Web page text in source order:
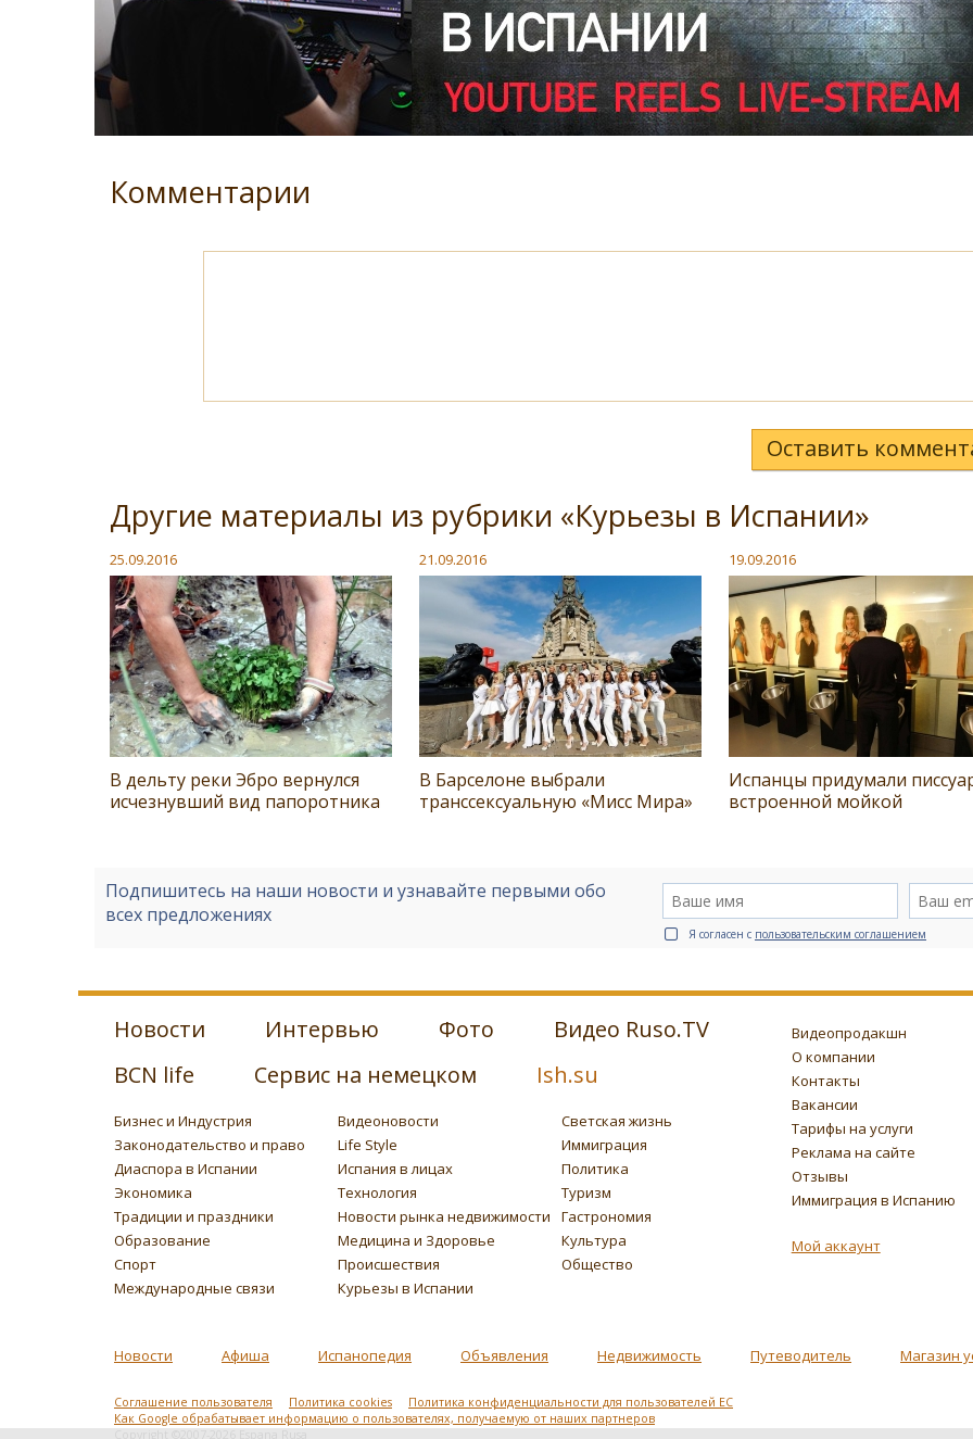
Комментарии
Оставить
Другие материалы из рубрики «Курьезы в Испании»
25.09.2016
В дельту реки Эбро вернулся
исчезнувший вид папоротника
21.09.2016
В Барселоне выбрали
транссексуальную «Мисс Мира»
19.09.2016
Испанцы придумали
встроенной мойкой
Подпишитесь на наши новости и узнавайте первыми обо
всех предложениях
Я согласен с пользовательским соглашением
Новости Интервью Фото
Видео Ruso.TV
BCN life
Сервис на немецком Ish.su
Бизнес и Индустрия Видеоновости
Светская жизнь
Законодательство и право
Life Style
Иммиграция
Диаспора в Испании
Испания в лицах
Политика
Экономика
Технология
Туризм
Традиции и праздники
Новости рынка недвижимости
Гастрономия
Образование
Медицина и Здоровье
Культура
Спорт
Происшествия
Общество
Международные связи
Курьезы в Испании
Видеопродакшн
О компании
Контакты
Вакансии
Тарифы на услуги
Реклама на сайте
Отзывы
Иммиграция в Испанию
Мой аккаунт
Новости Афиша Испанопедия Объявления Недвижимость Путеводитель Магазин
Соглашение пользователя Политика cookies
Политика конфиденциальности для пользователей ЕС
Как Google обрабатывает информацию о пользователях, получаемую от наших партнеров